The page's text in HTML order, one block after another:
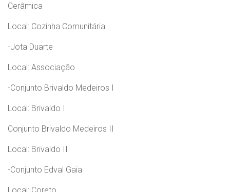
Cerâmica
Local: Cozinha Comunitária
-Jota Duarte
Local: Associação
-Conjunto Brivaldo Medeiros I
Local: Brivaldo I
Conjunto Brivaldo Medeiros II
Local: Brivaldo II
-Conjunto Edval Gaia